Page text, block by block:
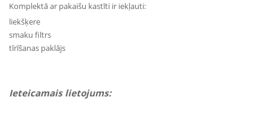
Komplektā ar pakaišu kastīti ir iekļauti:
liekšķere
smaku filtrs
tīrīšanas paklājs
Ieteicamais lietojums: